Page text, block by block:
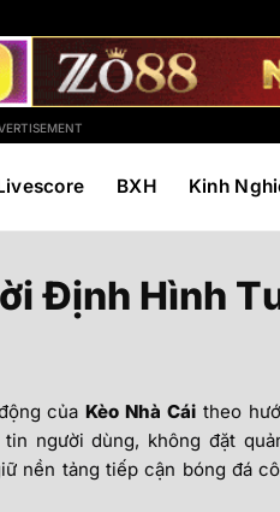
BXH Kinh
Định Hình
củaKèo Nhà Cáitheo
người dùng, không đặt
nền tảng tiếp cận bóng đá